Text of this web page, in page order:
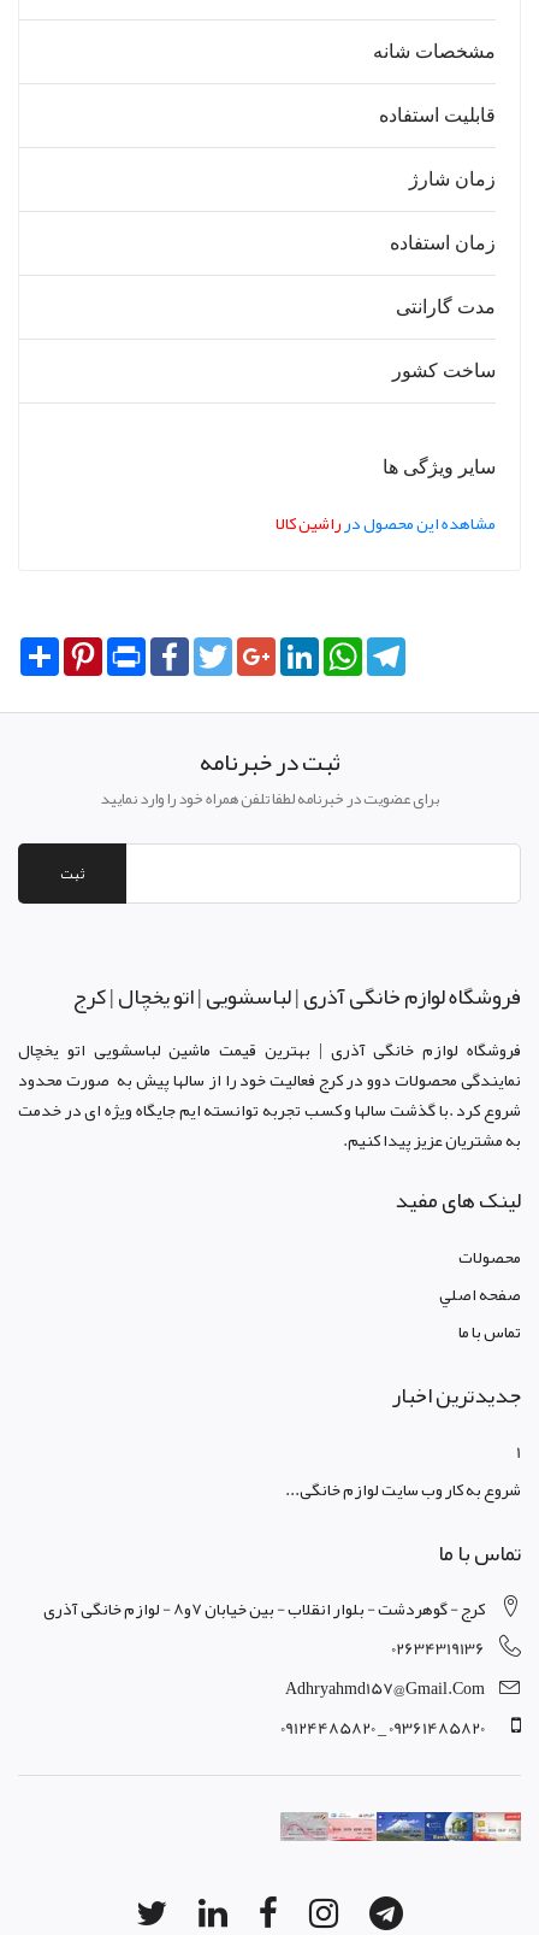
مشخصات شانه
قابلیت استفاده
زمان شارژ
زمان استفاده
مدت گارانتی
ساخت کشور
سایر ویژگی ها
مشاهده این محصول درراشین کالا
Share PinterestPrint FacebookTwitterGoogle+LinkedInWhatsApp
ثبت در خبرنامه
برای عضویت در خبرنامه لطفا تلفن همراه خود را وارد نمایید
ثبت
فروشگاه لوازم خانگی آذری | لباسشویی | اتو یخچال | کرج
فروشگاه لوازم خانگی آذری | بهترین قیمت ماشین لباسشویی اتو یخچال
نمایندگی محصولات دوو در کرجفعالیت خود را از سالها پیش به صورت محدود
شروع کرد .با گذشت سالها و کسب تجربه توانسته ایم جایگاه ویژه ای در خدمت
به مشتریان عزیز پیدا کنیم.
لینک های مفید
محصولات
صفحه اصلي
تماس با ما
جدیدترین اخبار
1
شروع به کار وب سایت لوازم خانگی...
تماس با ما
کرج - گوهردشت - بلوار انقلاب - بین خیابان 7و8 - لوازم خانگی آذری
02634319136
Adhryahmd157@gmail.com
09361485820 _ 09124485820